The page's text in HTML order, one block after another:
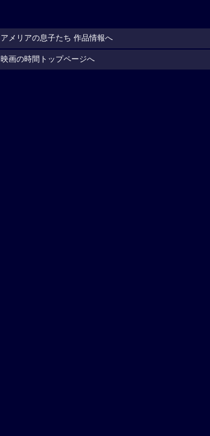
アメリアの息子たち 作品情報へ
映画の時間トップページへ